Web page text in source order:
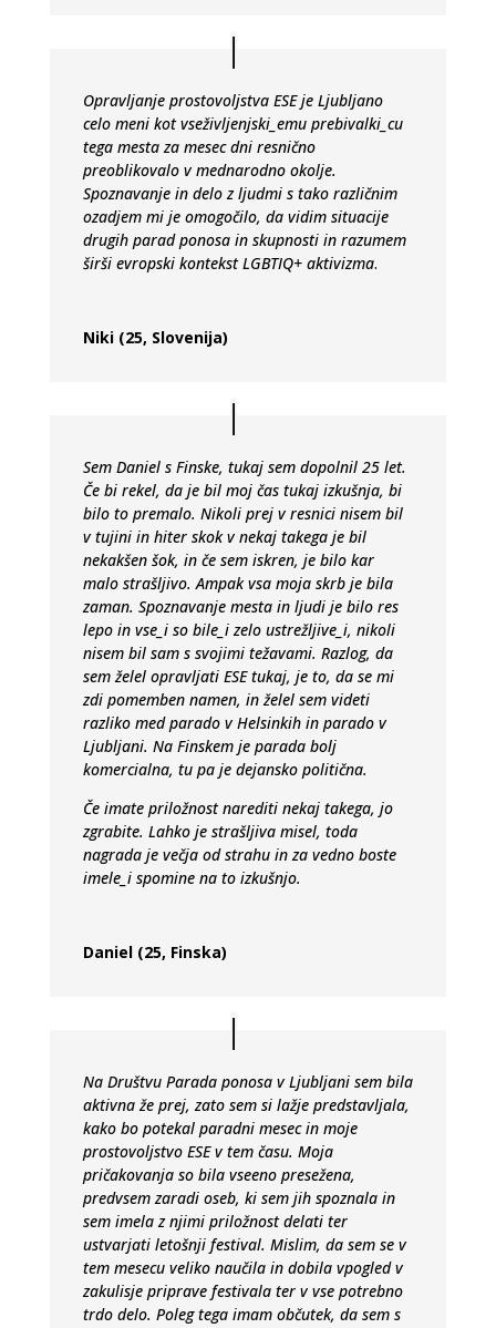
Opravljanje prostovoljstva ESE je Ljubljano
celo meni kot vseživljenjski_emu prebivalki_cu
tega mesta za mesec dni resnično
preoblikovalo v mednarodno okolje.
Spoznavanje in delo z ljudmi s tako različnim
ozadjem mi je omogočilo, da vidim situacije
drugih parad ponosa in skupnosti in razumem
širši evropski kontekst LGBTIQ+ aktivizma.
Niki (25, Slovenija)
Sem Daniel s Finske, tukaj sem dopolnil 25 let.
Če bi rekel, da je bil moj čas tukaj izkušnja, bi
bilo to premalo. Nikoli prej v resnici nisem bil
v tujini in hiter skok v nekaj takega je bil
nekakšen šok, in če sem iskren, je bilo kar
malo strašljivo. Ampak vsa moja skrb je bila
zaman. Spoznavanje mesta in ljudi je bilo res
lepo in vse_i so bile_i zelo ustrežljive_i, nikoli
nisem bil sam s svojimi težavami. Razlog, da
sem želel opravljati ESE tukaj, je to, da se mi
zdi pomemben namen, in želel sem videti
razliko med parado v Helsinkih in parado v
Ljubljani. Na Finskem je parada bolj
komercialna, tu pa je dejansko politična.
Če imate priložnost narediti nekaj takega, jo
zgrabite. Lahko je strašljiva misel, toda
nagrada je večja od strahu in za vedno boste
imele_i spomine na to izkušnjo.
Daniel (25, Finska)
Na Društvu Parada ponosa v Ljubljani sem bila
aktivna že prej, zato sem si lažje predstavljala,
kako bo potekal paradni mesec in moje
prostovoljstvo ESE v tem času. Moja
pričakovanja so bila vseeno presežena,
predvsem zaradi oseb, ki sem jih spoznala in
sem imela z njimi priložnost delati ter
ustvarjati letošnji festival. Mislim, da sem se v
tem mesecu veliko naučila in dobila vpogled v
zakulisje priprave festivala ter v vse potrebno
trdo delo. Poleg tega imam občutek, da sem s